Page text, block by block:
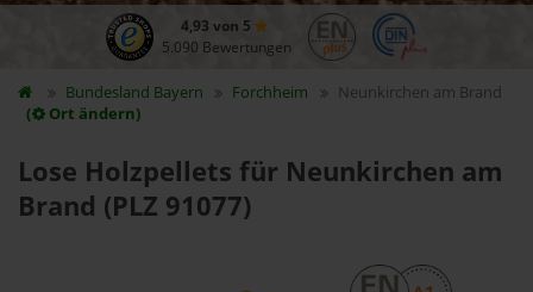
4,93 von 5
5.090 Bewertungen
Bundesland Bayern Forchheim
Neunkirchen am Brand
(
Ort ändern)
Lose Holzpellets für Neunkirchen am
Brand (PLZ 91077)